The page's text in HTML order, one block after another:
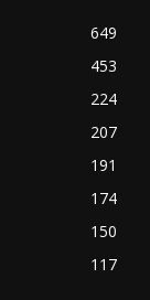
649
453
224
207
191
174
150
117